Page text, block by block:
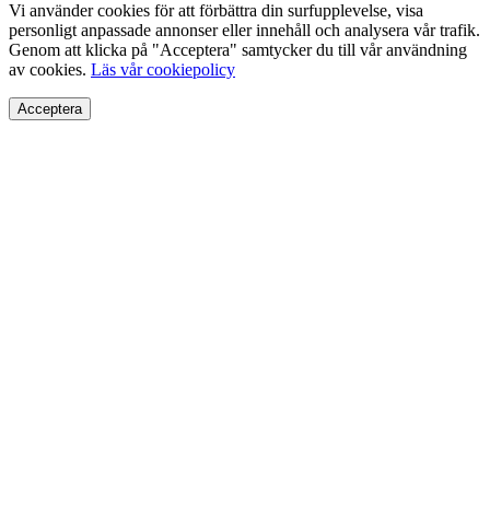
Vi använder cookies för att förbättra din surfupplevelse, visa
personligt anpassade annonser eller innehåll och analysera vår trafik.
Genom att klicka på "Acceptera" samtycker du till vår användning
av cookies. Läs vår cookiepolicy
Acceptera